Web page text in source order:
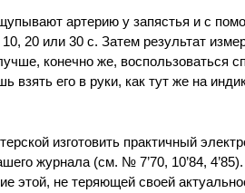
артерию у запястья и с
20 или 30 с. Затем результат
конечно же, воспользоваться
его в руки, как тут же на
изготовить практичный
журнала (см. № 7’70, 10’84,
этой, не теряющей своей